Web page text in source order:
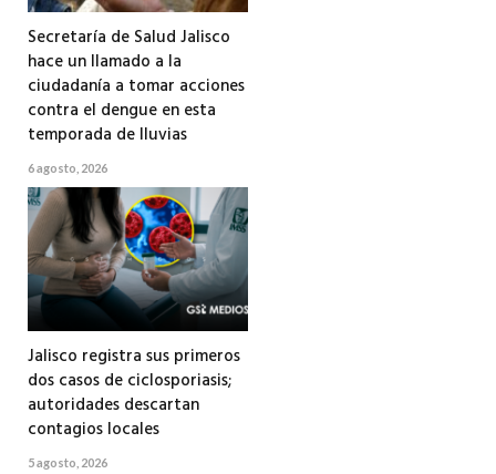
Secretaría de Salud Jalisco
hace un llamado a la
ciudadanía a tomar acciones
contra el dengue en esta
temporada de lluvias
6 agosto, 2026
Jalisco registra sus primeros
dos casos de ciclosporiasis;
autoridades descartan
contagios locales
5 agosto, 2026